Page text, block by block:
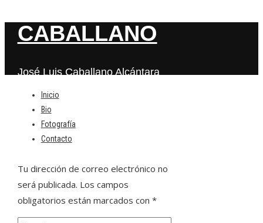
CABALLANO
José Luis Caballano Alcántara
Inicio
Bio
Fotografía
Contacto
Deja una respuesta
Tu dirección de correo electrónico no
será publicada. Los campos
obligatorios están marcados con *